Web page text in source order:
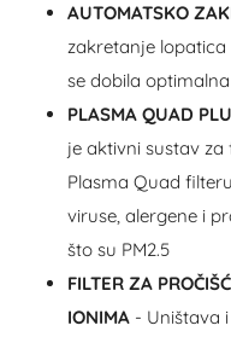
AUTOMATSKO
zakretanje
se dobila
PLASMA QUAD
je aktivni sustav
Plasma Quad
viruse, alergene i
što su PM2.5
FILTER ZA
IONIMA - Uništava